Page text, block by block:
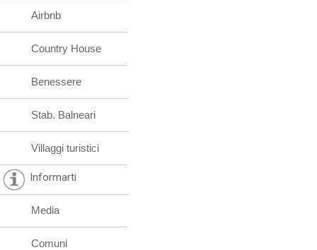
Airbnb
Country House
Benessere
Stab. Balneari
Villaggi turistici
Informarti
Media
Comuni